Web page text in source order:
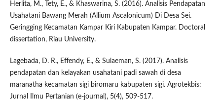
Herlita, M., Tety, E., & Khaswarina, S. (2016). Analisis Pendapatan
Usahatani Bawang Merah (Allium Ascalonicum) Di Desa Sei.
Geringging Kecamatan Kampar Kiri Kabupaten Kampar. Doctoral
dissertation, Riau University.
Lagebada, D. R., Effendy, E., & Sulaeman, S. (2017). Analisis
pendapatan dan kelayakan usahatani padi sawah di desa
maranatha kecamatan sigi biromaru kabupaten sigi. Agrotekbis:
Jurnal Ilmu Pertanian (e-journal), 5(4), 509-517.